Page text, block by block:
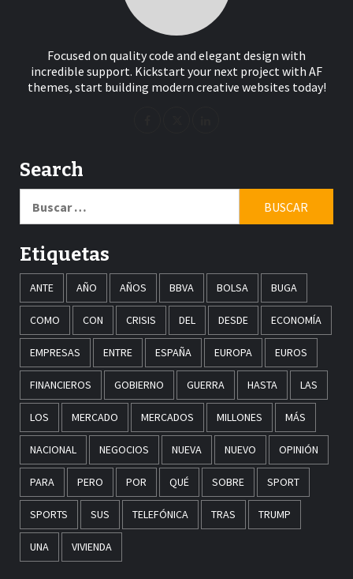
Focused on quality code and elegant design with
incredible support. Kickstart your next project with AF
themes, start building modern creative websites today!
Search
Etiquetas
ANTE AÑO AÑOS BBVA BOLSA BUGA
COMO CON CRISIS DEL DESDE ECONOMÍA
EMPRESAS ENTRE ESPAÑA EUROPA EUROS
FINANCIEROS GOBIERNO GUERRA HASTA LAS
LOS MERCADO MERCADOS MILLONES MÁS
NACIONAL NEGOCIOS NUEVA NUEVO OPINIÓN
PARA PERO POR QUÉ SOBRE SPORT
SPORTS SUS TELEFÓNICA TRAS TRUMP
UNA VIVIENDA